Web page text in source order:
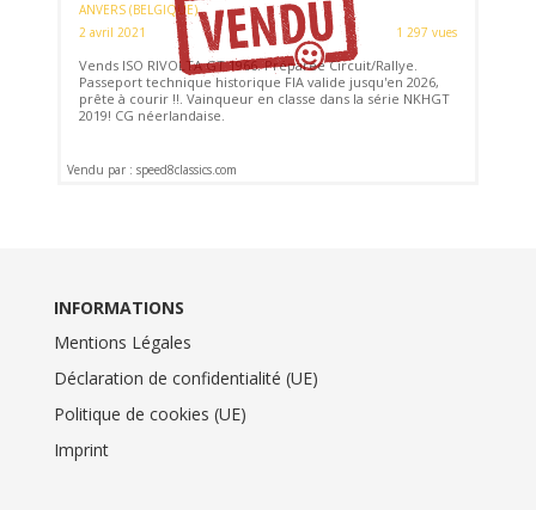
ANVERS (BELGIQUE)
2 avril 2021
1 297 vues
Vends ISO RIVOLTA GT 1966. Préparée Circuit/Rallye.
Passeport technique historique FIA ​​valide jusqu'en 2026,
prête à courir !!. Vainqueur en classe dans la série NKHGT
2019! CG néerlandaise.
Vendu par : speed8classics.com
INFORMATIONS
Mentions Légales
Déclaration de confidentialité (UE)
Politique de cookies (UE)
Imprint